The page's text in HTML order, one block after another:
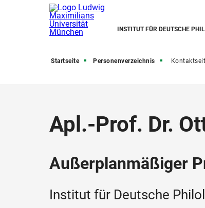
INSTITUT FÜR DEUTSCHE
Startseite Personenverzeichnis
Apl.-Prof. Dr.
Außerplanmäßiger
Institut für Deutsche